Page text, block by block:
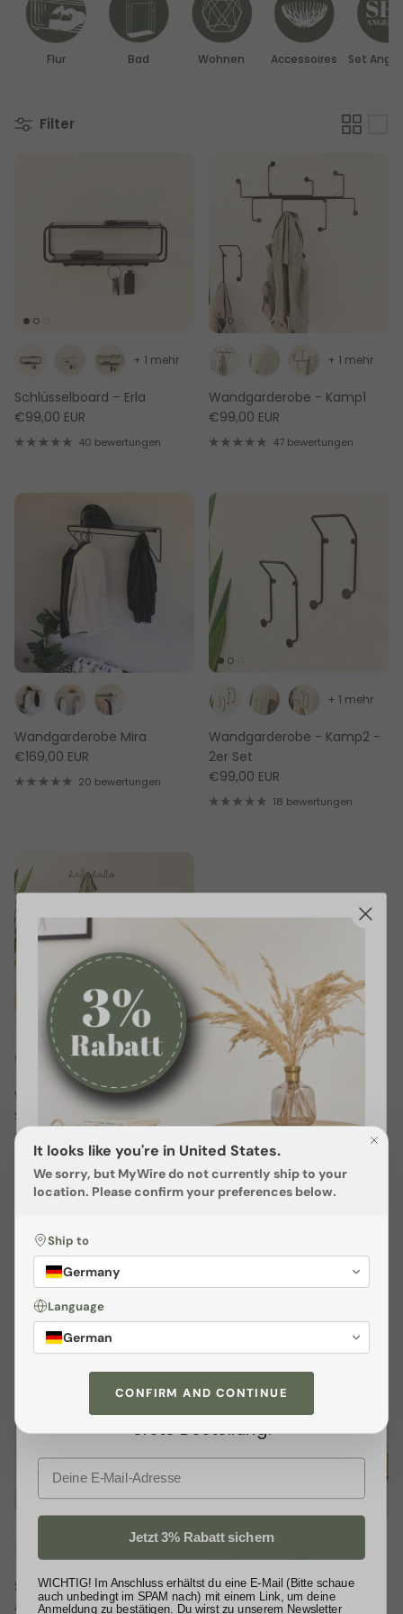
Flur Bad Wohnen Accessoires Set
Filter
Schlüsselboard – Erla
€99,00 EUR
+ 1 mehr
40 bewertungen
Wandgarderobe - Kamp1
€99,00 EUR
+ 1 mehr
47 bewertungen
Wandgarderobe Mira
€169,00 EUR
20 bewertungen
Wandgarderobe - Kamp2 -
2er Set
€99,00 EUR
+ 1 mehr
18 bewertungen
Wandgarderobe Valora 3er
Set
€69,90 EUR
19 bewertungen
Schuhregal - Inn 2er SET
Ab €89,00 EUR
Schuhregal - Rodl2
Ab €139,00 EUR €149,00
It looks like you're in United States.
We sorry, but MyWiredo not currently ship to your
location. Please confirm your preferences below.
Ship to
Germany
Language
German
CONFIRM AND CONTINUE
Sichere dir
Melden dich jetzt zu unserem
Newsletteran und profitiere von
exklusivenAngebotensowie wertvollen
Tipps. Als kleines Dankeschön
schenken wir dir3% Rabattauf deine
erste Bestellung.
E-Mail
Jetzt 3% Rabatt sichern
WICHTIG! Im Anschluss erhältst du eine E-Mail (Bitte schaue
auch unbedingt im SPAM nach) mit einem Link, um deine
Anmeldung zu bestätigen. Du wirst zu unserem Newsletter